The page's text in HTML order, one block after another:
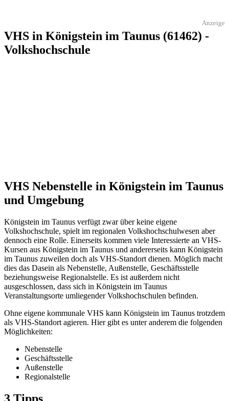
Anzeige
VHS in Königstein im Taunus (61462) -
Volkshochschule
VHS Nebenstelle in Königstein im Taunus
und Umgebung
Königstein im Taunus verfügt zwar über keine eigene
Volkshochschule, spielt im regionalen Volkshochschulwesen aber
dennoch eine Rolle. Einerseits kommen viele Interessierte an VHS-
Kursen aus Königstein im Taunus und andererseits kann Königstein
im Taunus zuweilen doch als VHS-Standort dienen. Möglich macht
dies das Dasein als Nebenstelle, Außenstelle, Geschäftsstelle
beziehungsweise Regionalstelle. Es ist außerdem nicht
ausgeschlossen, dass sich in Königstein im Taunus
Veranstaltungsorte umliegender Volkshochschulen befinden.
Ohne eigene kommunale VHS kann Königstein im Taunus trotzdem
als VHS-Standort agieren. Hier gibt es unter anderem die folgenden
Möglichkeiten:
Nebenstelle
Geschäftsstelle
Außenstelle
Regionalstelle
3 Tipps